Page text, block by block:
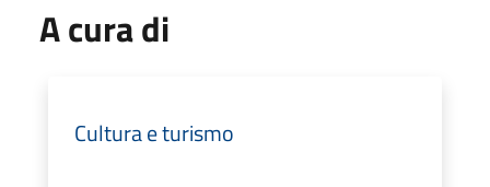
A cura di
Cultura e turismo